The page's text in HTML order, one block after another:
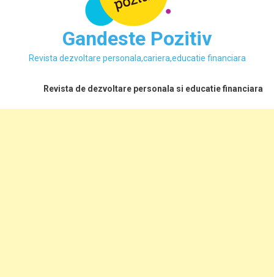
Gandeste Pozitiv
Revista dezvoltare personala,cariera,educatie financiara
Revista de dezvoltare personala si educatie financiara